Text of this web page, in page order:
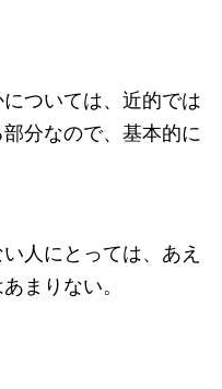
ついては、近的では
分なので、基本的に
人にとっては、あえ
まりない。